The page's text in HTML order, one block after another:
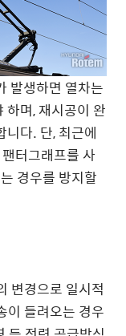
발생하면 열차는
하며, 재시공이 완
다. 단, 최근에
터그래프를 사
경우를 방지할
변경으로 일시적
이 들려오는 경우